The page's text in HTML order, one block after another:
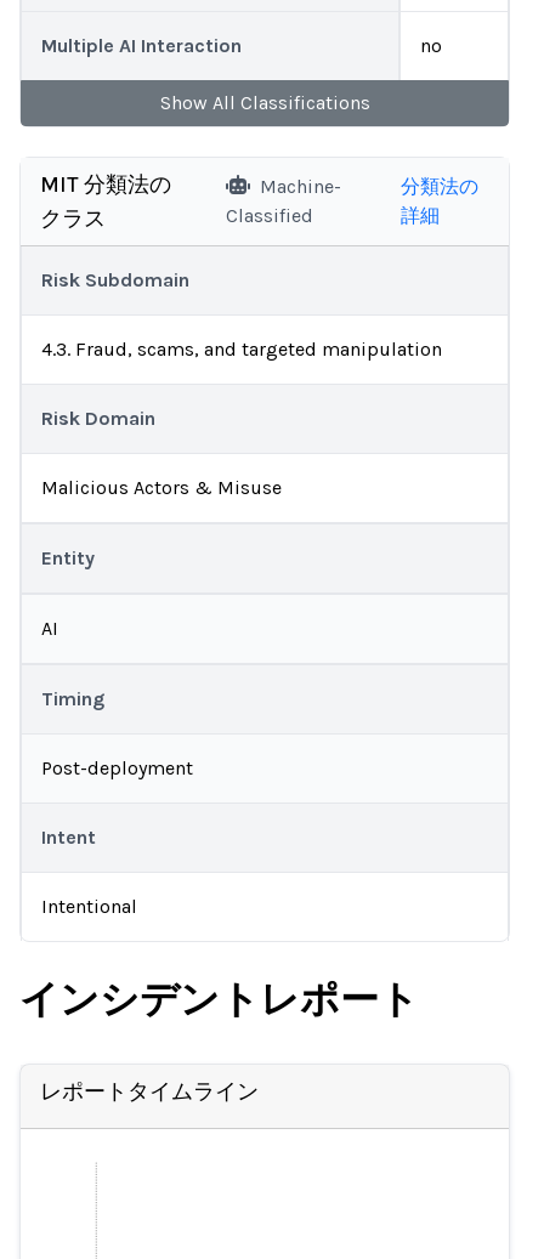
Multiple AI Interaction no
Show All Classifications
MIT 分類法の
クラス
Machine-
Classified
分類法の
詳細
Risk Subdomain
4.3. Fraud, scams, and targeted manipulation
Risk Domain
Malicious Actors & Misuse
Entity
AI
Timing
Post-deployment
Intent
Intentional
インシデントレポート
レポートタイムライン